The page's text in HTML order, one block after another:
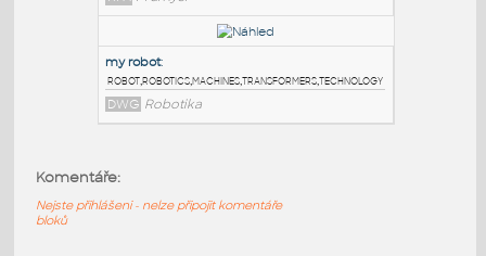
Robot Safety Signs:
Industrial Robot warning signs
DWG Bezpečnost
RFA Průmysl
Komentáře:
Nejste přihlášeni - nelze připojit komentáře
bloků